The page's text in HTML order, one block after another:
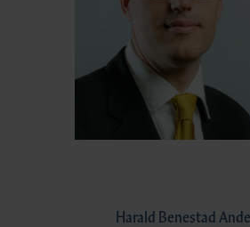
Harald Benestad